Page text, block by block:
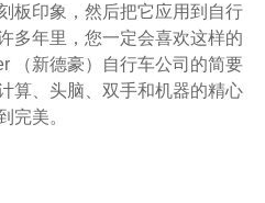
板印象，然后把它应用到自行
年里，您一定会喜欢这样的
（新德豪）自行车公司的简要
算、头脑、双手和机器的精心
完美。